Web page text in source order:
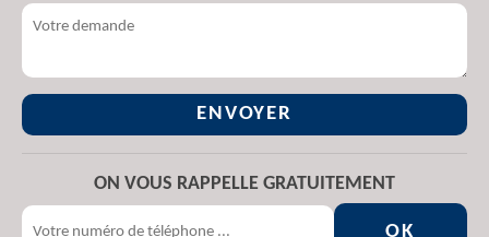
ON VOUS RAPPELLE GRATUITEMENT